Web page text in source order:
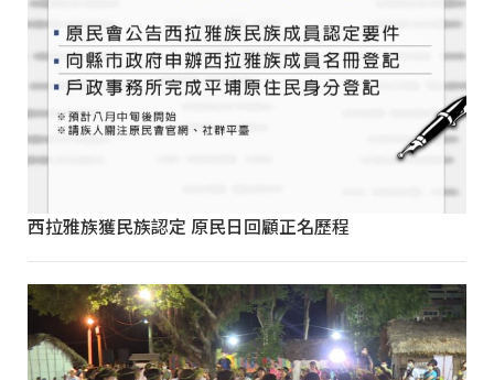
西拉雅族獲民族認定 原民日回顧正名歷程